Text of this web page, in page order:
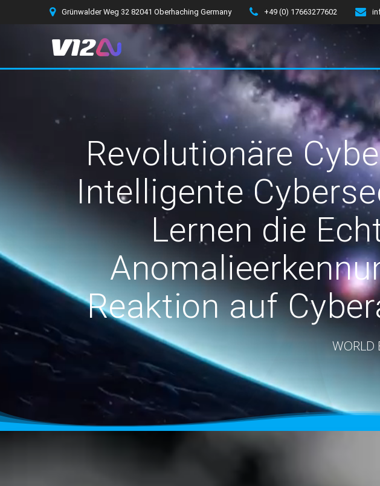
Grünwalder Weg 32 82041 Oberhaching Germany +49 (0) 17663277602
Revolutionäre
Intelligente
Lernen die
Reaktion auf
WORLD